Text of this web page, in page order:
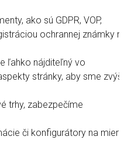
ako sú GDPR, VOP,
ochrannej známky na
ľahko nájditeľný vo
stránky, aby sme zvýšili
trhy, zabezpečíme
či konfigurátory na mieru,